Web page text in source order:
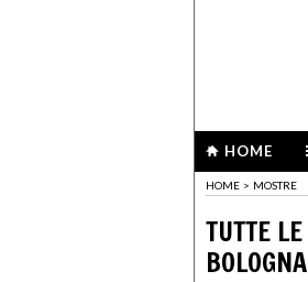
HOME
HOME > MOSTRE
TUTTE LE
BOLOGNA